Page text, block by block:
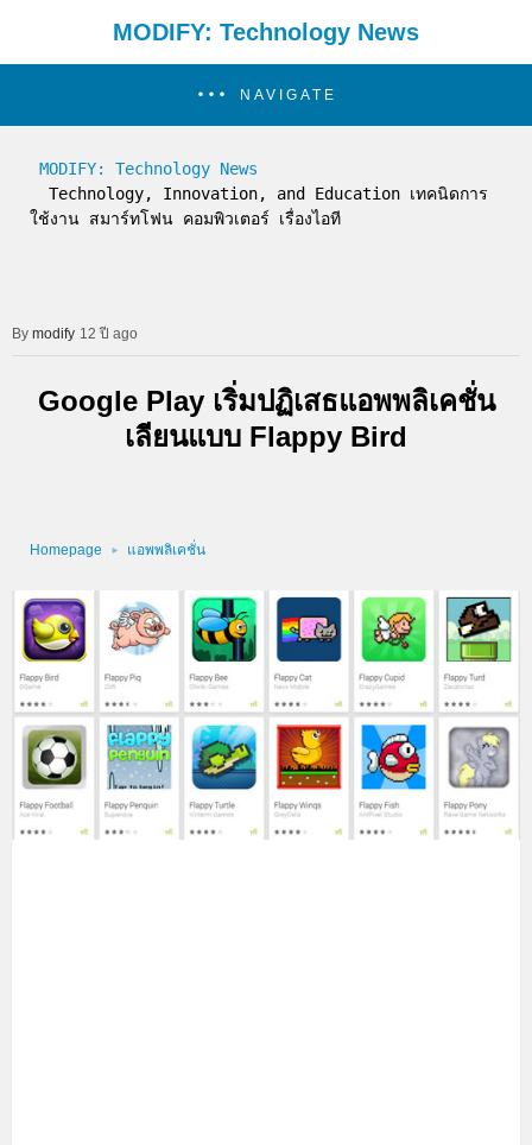
MODIFY: Technology News
NAVIGATE
MODIFY: Technology News
ใช้งาน สมาร์ทโฟน คอมพิวเตอร์ เรื่องไอที
modify 12 ปี ago
Google Play เริ่มปฏิเสธแอพพลิเคชั่น
เลียนแบบ Flappy Bird
Homepage แอพพลิเคชั่น